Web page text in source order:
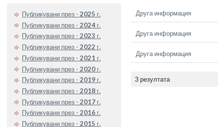
Публикувани през - 2025 г.
Публикувани през - 2024 г.
Публикувани през - 2023 г.
Публикувани през - 2022 г.
Публикувани през - 2021 г.
Публикувани през - 2020 г.
Публикувани през - 2019 г.
Публикувани през - 2018 г.
Публикувани през - 2017 г.
Публикувани през - 2016 г.
Публикувани през - 2015 г.
Друга информация
Друга информация
Друга информация
3 резултата